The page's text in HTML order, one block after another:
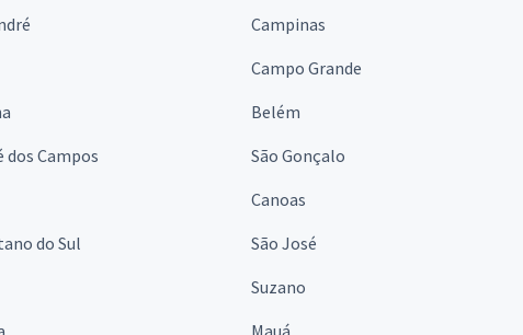
Campinas
Campo Grande
Belém
dos Campos São Gonçalo
Canoas
do Sul São José
Suzano
Mauá